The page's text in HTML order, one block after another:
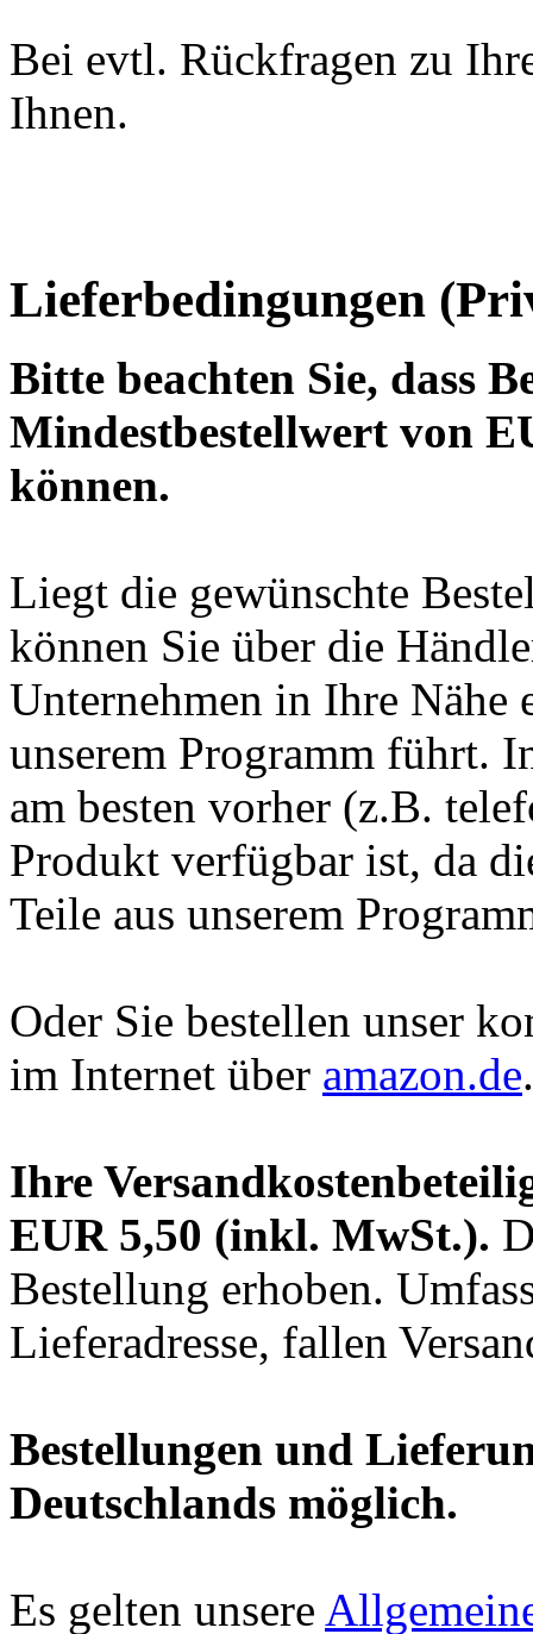
Bei evtl. Rückfragen zu
Ihnen.
Lieferbedingungen
Bitte beachten Sie, dass
Mindestbestellwert von
können.
Liegt die gewünschte
können Sie über die
Unternehmen in Ihre Nähe
unserem Programm führt.
am besten vorher (z.B.
Produkt verfügbar ist, da
Teile aus unserem
Oder Sie bestellen unser
im Internet über amazon.de.
Ihre
EUR 5,50 (inkl. MwSt.).
Bestellung erhoben.
Lieferadresse, fallen
Bestellungen und
Deutschlands möglich.
Es gelten unsere